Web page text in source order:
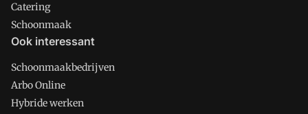
Catering
Schoonmaak
Ook interessant
Schoonmaakbedrijven
Arbo Online
Hybride werken